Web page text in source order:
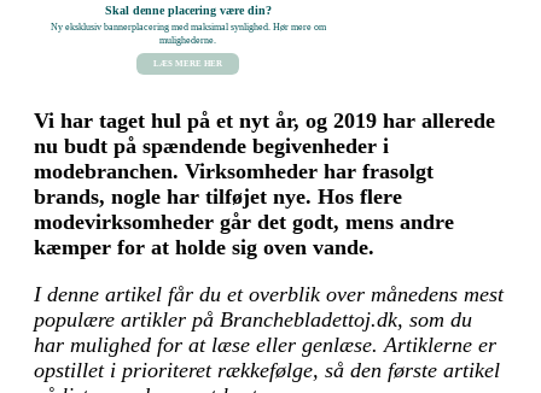
Skal denne placering være din?
Ny eksklusiv bannerplacering med maksimal synlighed. Hør mere om
mulighederne.
LÆS MERE HER
Vi har taget hul på et nyt år, og 2019 har allerede
nu budt på spændende begivenheder i
modebranchen. Virksomheder har frasolgt
brands, nogle har tilføjet nye. Hos flere
modevirksomheder går det godt, mens andre
kæmper for at holde sig oven vande.
I denne artikel får du et overblik over månedens mest
populære artikler på Branchebladettoj.dk, som du
har mulighed for at læse eller genlæse. Artiklerne er
opstillet i prioriteret rækkefølge, så den første artikel